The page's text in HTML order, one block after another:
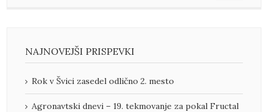
NAJNOVEJŠI PRISPEVKI
Rok v Švici zasedel odlično 2. mesto
Agronavtski dnevi – 19. tekmovanje za pokal Fructal